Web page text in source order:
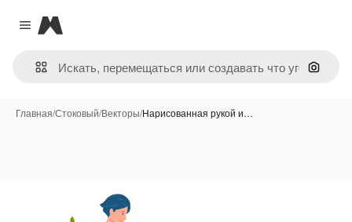
Close menu
Magnific
Поиск
Главная/Стоковый/Векторы/Нарисованная рукой и…